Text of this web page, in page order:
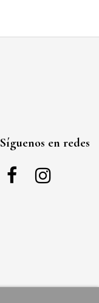
Síguenos en redes